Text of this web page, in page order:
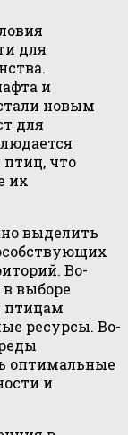
для
и
новым
для
что
их
выделить
Во-
выборе
птицам
ресурсы. Во-
оптимальные
и